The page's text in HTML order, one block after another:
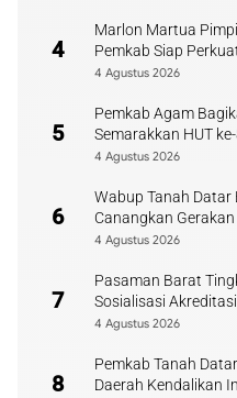
4
Marlon Martua
Pemkab Siap
4 Agustus 2026
5
Pemkab Agam
Semarakkan HUT
4 Agustus 2026
6
Wabup Tanah Datar
Canangkan
4 Agustus 2026
7
Pasaman Barat
Sosialisasi
4 Agustus 2026
8
Pemkab Tanah
Daerah Kendalikan